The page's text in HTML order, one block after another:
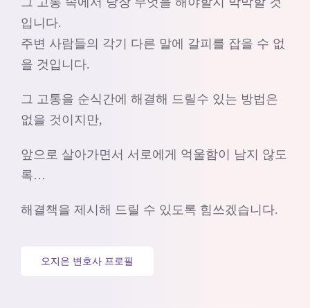
입니다.
주변 사람들의 각기 다른 말에 갈피를 잡을 수 없
을 것입니다.
그 고통을 순식간에 해결해 드릴수 있는 방법은
없을 것이지만,
앞으로 살아가면서 서로에게 억울함이 남지 않도
록…
해결책을 제시해 드릴 수 있도록 힘쓰겠습니다.
오지은 변호사 프로필